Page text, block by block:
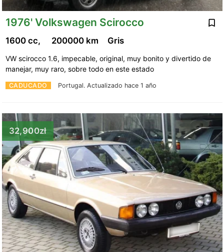
1976' Volkswagen Scirocco
CADUCADO Portugal. Actualizado hace 1 año
1600 cc, 200000 km Gris
VW scirocco 1.6, impecable, original, muy bonito y divertido de
manejar, muy raro, sobre todo en este estado
32,900zł